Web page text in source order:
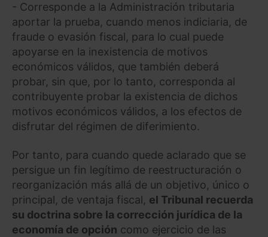
- Corresponde a la Administración tributaria
aportar la prueba, cuando menos indiciaria, de
fraude o evasión fiscal, para lo cual puede
apoyarse en la inexistencia de motivos
económicos válidos, que también deberá
probar, sin que, por lo tanto, corresponda al
contribuyente probar la existencia de dichos
motivos económicos válidos, a los efectos de
disfrutar del régimen de diferimiento.
Por tanto, para cuando quede aclarado que se
persigue un fin legítimo de reestructuración o
reorganización más allá de un objetivo, único o
principal, de ventaja fiscal, el Tribunal recuerda
su doctrina sobre la corrección jurídica de la
economía de opción como ejercicio de las